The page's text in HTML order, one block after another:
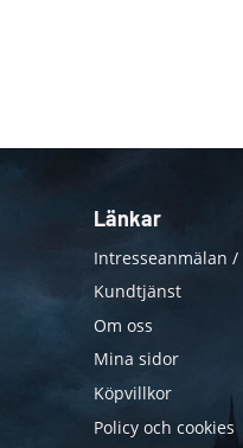
Länkar
Intresseanmälan /
Kundtjänst
Om oss
Mina sidor
Köpvillkor
Policy och cookies